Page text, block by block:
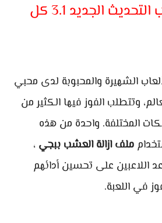
ملف ازالة العشب التحديث الجديد 3.1 كل
الشهيرة والمحبوبة لدى محبي
وتتطلب الفوز فيها الكثير من
المختلفة. واحدة من هذه
ملف ازالة العشب ببجي ،
اللاعبين على تحسين أدائهم
في اللعبة.